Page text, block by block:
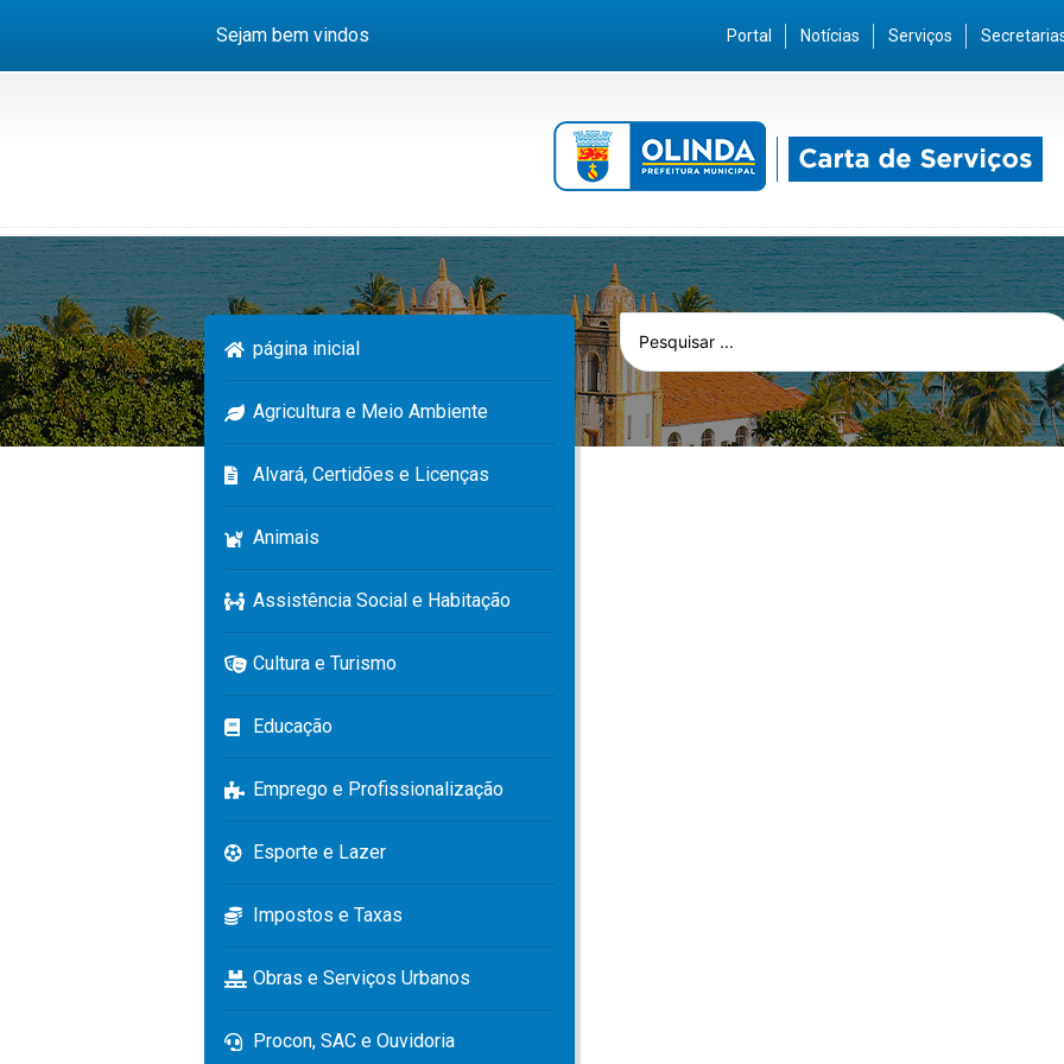
Sejam bem vindos Portal Notícias Serviços
página inicial
Agricultura e Meio Ambiente
Alvará, Certidões e Licenças
Animais
Assistência Social e Habitação
Cultura e Turismo
Educação
Emprego e Profissionalização
Esporte e Lazer
Impostos e Taxas
Obras e Serviços Urbanos
Procon, SAC e Ouvidoria